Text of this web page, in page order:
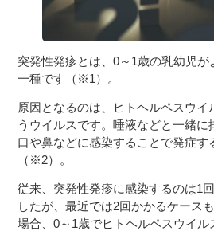
突発性発疹とは、0～1歳の乳幼児
一種です（※1）。
原因となるのは、ヒトヘルペスウイ
うウイルスです。唾液などと一緒に
口や鼻などに感染することで発症す
（※2）。
従来、突発性発疹に感染するのは1
したが、最近では2回かかるケース
場合、0～1歳でヒトヘルペスウイル